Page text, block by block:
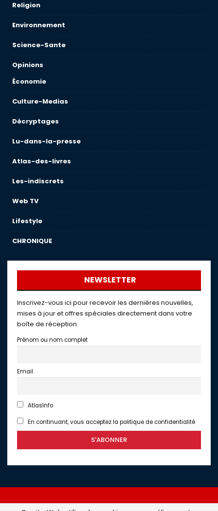
Religion
Environnement
Science-Sante
Opinions
Économie
Culture-Medias
Décryptages
Lu-dans-la-presse
Atlas-des-livres
Les-indiscrets
Web TV
Lifestyle
CHRONIQUE
NEWSLETTER
Inscrivez-vous ici pour recevoir les dernières nouvelles,
mises à jour et offres spéciales directement dans votre
boîte de réception.
Prénom ou nom complet
Email
AtlasInfo
En continuant, vous acceptez la politique de confidentialité